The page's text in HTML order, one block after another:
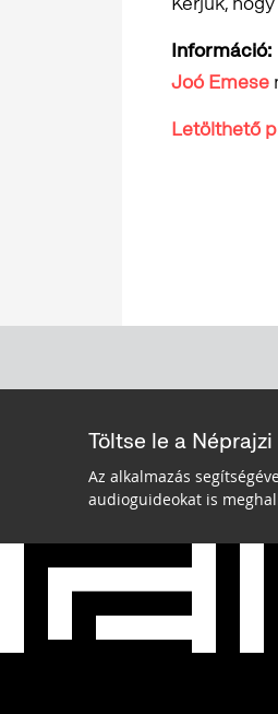
Információ:
Joó Emese
Letölthető
Töltse le a
Az alkalmazás
audioguideokat is